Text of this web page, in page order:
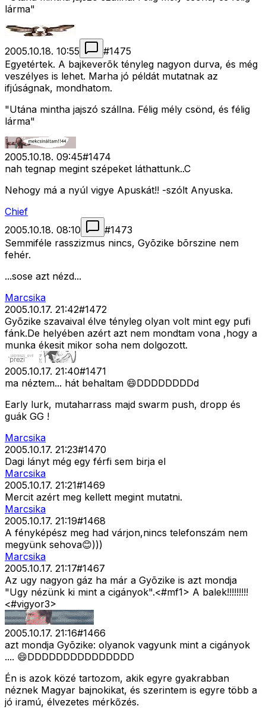
lárma"
2005.10.18. 10:55 #1475
Egyetértek. A bajkeverõk tényleg nagyon durva, és még
veszélyes is lehet. Marha jó példát mutatnak az
ifjúságnak, mondhatom.
"Utána mintha jajszó szállna. Félig mély csönd, és félig
lárma"
2005.10.18. 09:45#1474
nah tegnap megint szépeket láthattunk..C
Nehogy má a nyúl vigye Apuskát!! -szólt Anyuska.
Chief
2005.10.18. 08:10
#1473
Semmiféle rasszizmus nincs, Gyõzike bõrszine nem
fehér.
...sose azt nézd...
Marcsika
2005.10.17. 21:42#1472
Gyõzike szavaival élve tényleg olyan volt mint egy pufi
fánk.De helyében azért azt nem mondtam vona ,hogy a
munka ékesit mikor soha nem dolgozott.
2005.10.17. 21:40#1471
ma néztem... hát behaltam 😄DDDDDDDDd
Early lurk, mutaharrass majd swarm push, dropp és
guák GG !
Marcsika
2005.10.17. 21:23#1470
Dagi lányt még egy férfi sem birja el
Marcsika
2005.10.17. 21:21#1469
Mercit azért meg kellett megint mutatni.
Marcsika
2005.10.17. 21:19#1468
A fényképész meg had várjon,nincs telefonszám nem
megyünk sehova😊)))
Marcsika
2005.10.17. 21:17#1467
Az ugy nagyon gáz ha már a Gyõzike is azt mondja
"Ugy nézünk ki mint a cigányok".<#mf1> A balek!!!!!!!!!
<#vigyor3>
2005.10.17. 21:16#1466
azt mondja Gyõzike: olyanok vagyunk mint a cigányok
.... 😄DDDDDDDDDDDDDDD
Én is azok közé tartozom, akik egyre gyakrabban
néznek Magyar bajnokikat, és szerintem is egyre több a
jó iramú, élvezetes mérkőzés.